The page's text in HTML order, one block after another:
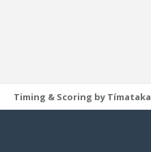
Timing & Scoring by Tímataka